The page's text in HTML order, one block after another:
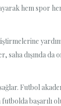
hem spor
saha dışında
Futbol
başarılı